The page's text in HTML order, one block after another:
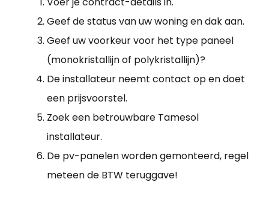
Geef de status van uw woning en dak aan.
Geef uw voorkeur voor het type paneel
(monokristallijn of polykristallijn)?
De installateur neemt contact op en doet
een prijsvoorstel.
Zoek een betrouwbare Tamesol
installateur.
De pv-panelen worden gemonteerd, regel
meteen de BTW teruggave!